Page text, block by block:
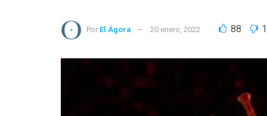
Por El Ágora 20 enero, 2022 88 1